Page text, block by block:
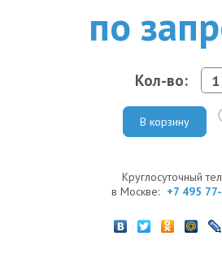
по
Кол-во:
В корзину
Круглосуточный
в Москве: +7 495